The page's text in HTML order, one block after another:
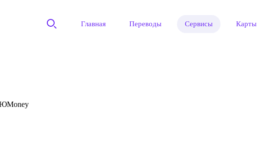
Главная Переводы Сервисы Карты
ЮMoney